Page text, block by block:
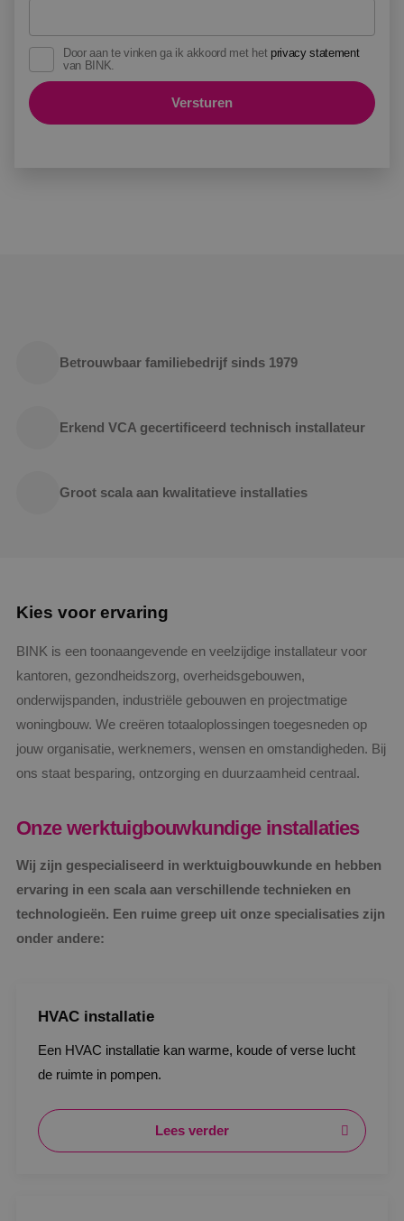
Door aan te vinken ga ik akkoord met het privacy statement
van BINK.
Versturen
Betrouwbaar familiebedrijf sinds 1979
Erkend VCA gecertificeerd technisch installateur
Groot scala aan kwalitatieve installaties
Kies voor ervaring
BINK is een toonaangevende en veelzijdige installateur voor
kantoren, gezondheidszorg, overheidsgebouwen,
onderwijspanden, industriële gebouwen en projectmatige
woningbouw. We creëren totaaloplossingen toegesneden op
jouw organisatie, werknemers, wensen en omstandigheden. Bij
ons staat besparing, ontzorging en duurzaamheid centraal.
Onze werktuigbouwkundige installaties
Wij zijn gespecialiseerd in werktuigbouwkunde en hebben
ervaring in een scala aan verschillende technieken en
technologieën. Een ruime greep uit onze specialisaties zijn
onder andere:
HVAC installatie
Een HVAC installatie kan warme, koude of verse lucht
de ruimte in pompen.
Lees verder